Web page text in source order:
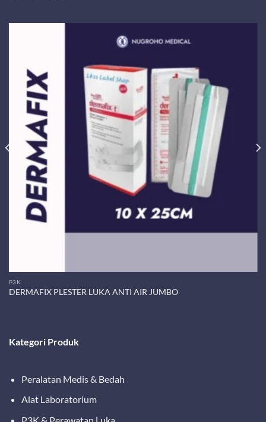
P3K
DERMAFIX PLESTER LUKA ANTI AIR JUMBO
Kategori Produk
Peralatan Medis & Bedah
Alat Laboratorium